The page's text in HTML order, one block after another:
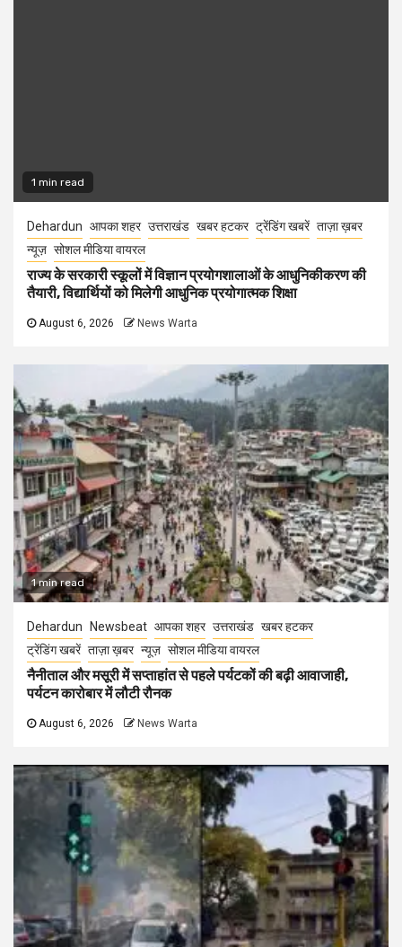
1 min read
Dehardun आपका शहर उत्तराखंड खबर हटकर ट्रेंडिंग खबरें ताज़ा ख़बर
न्यूज़ सोशल मीडिया वायरल
राज्य के सरकारी स्कूलों में विज्ञान प्रयोगशालाओं के आधुनिकीकरण की
तैयारी, विद्यार्थियों को मिलेगी आधुनिक प्रयोगात्मक शिक्षा
August 6, 2026 News Warta
1 min read
Dehardun Newsbeat आपका शहर उत्तराखंड खबर हटकर
ट्रेंडिंग खबरें ताज़ा ख़बर न्यूज़ सोशल मीडिया वायरल
नैनीताल और मसूरी में सप्ताहांत से पहले पर्यटकों की बढ़ी आवाजाही,
पर्यटन कारोबार में लौटी रौनक
August 6, 2026 News Warta